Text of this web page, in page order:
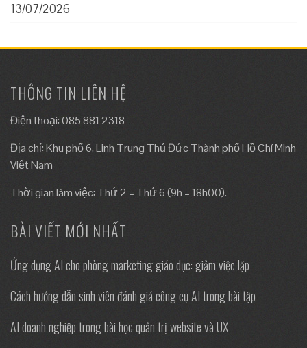
13/07/2026
THÔNG TIN LIÊN HỆ
Điện thoại: 085 881 2318
Địa chỉ: Khu phố 6, Linh Trung Thủ Đức Thành phố Hồ Chí Minh
Việt Nam
Thời gian làm việc: Thứ 2 – Thứ 6 (9h – 18h00).
BÀI VIẾT MỚI NHẤT
Ứng dụng AI cho phòng marketing giáo dục: giảm việc lặp
Cách hướng dẫn sinh viên đánh giá công cụ AI trong bài tập
AI doanh nghiệp trong bài học quản trị website và UX